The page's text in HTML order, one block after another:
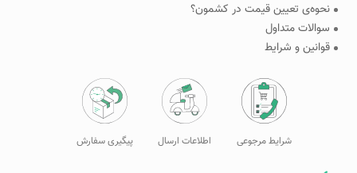
نحوه‌ی تعیین قیمت در کشمون؟
سوالات متداول
قوانین و شرایط
شرایط مرجوعی اطلاعات ارسال پیگیری سفارش